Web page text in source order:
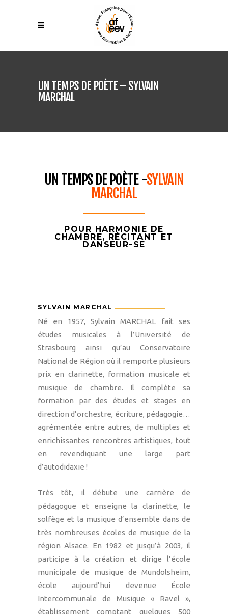
UN TEMPS DE POÈTE – SYLVAIN
MARCHAL
UN TEMPS DE POÈTE -SYLVAIN
MARCHAL
POUR HARMONIE DE
CHAMBRE, RÉCITANT ET
DANSEUR-SE
SYLVAIN MARCHAL
Né en 1957, Sylvain MARCHAL fait ses
études musicales à l’Université de
Strasbourg ainsi qu’au Conservatoire
National de Région où il remporte plusieurs
prix en clarinette, formation musicale et
musique de chambre. Il complète sa
formation par des études et stages en
direction d’orchestre, écriture, pédagogie…
agrémentée entre autres, de multiples et
enrichissantes rencontres artistiques, tout
en revendiquant une large part
d’autodidaxie !
Très tôt, il débute une carrière de
pédagogue et enseigne la clarinette, le
solfège et la musique d’ensemble dans de
très nombreuses écoles de musique de la
région Alsace. En 1982 et jusqu’à 2003, il
participe à la création et dirige l’école
municipale de musique de Mundolsheim,
école aujourd’hui devenue École
Intercommunale de Musique « Ravel »,
établissement comptant quelques 500